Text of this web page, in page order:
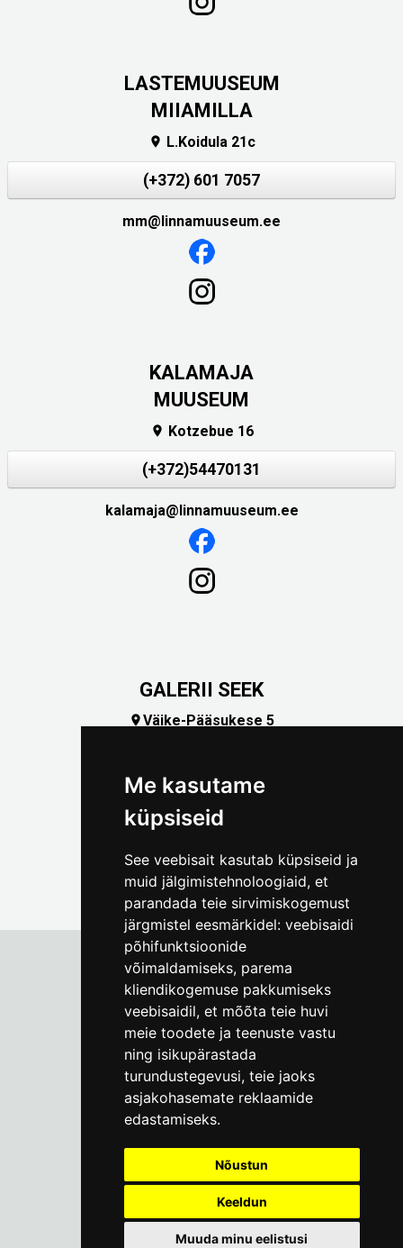
Me kasutame
küpsiseid
See veebisait kasutab küpsiseid ja
muid jälgimistehnoloogiaid, et
parandada teie sirvimiskogemust
järgmistel eesmärkidel: veebisaidi
põhifunktsioonide
võimaldamiseks, parema
kliendikogemuse pakkumiseks
veebisaidil, et mõõta teie huvi
meie toodete ja teenuste vastu
ning isikupärastada
turundustegevusi, teie jaoks
asjakohasemate reklaamide
edastamiseks.
Nõustun
Keeldun
Muuda minu eelistusi
LASTEMUUSEUM
MIIAMILLA
 L.Koidula 21c
(+372) 601 7057
mm@linnamuuseum.ee
KALAMAJA
MUUSEUM
 Kotzebue 16
(+372)54470131
kalamaja@linnamuuseum.ee
GALERII SEEK
Väike-Pääsukese 5
Tallinna Linnamuuseum
Vene 17
E-R kell 9-17(+372) 610 4178
info@linnamuuseum.ee
Küpsisepoliitika